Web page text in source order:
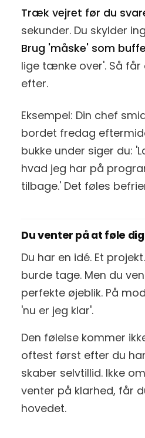
Træk vejret før du
sekunder. Du skylder
Brug 'måske' som
lige tænke over'. Så
efter.
Eksempel: Din chef
bordet fredag
bukke under siger du:
hvad jeg har på
tilbage.' Det føles
Du venter på at føle
Du har en idé. Et
burde tage. Men du
perfekte øjeblik. På
'nu er jeg klar'.
Den følelse kommer
oftest først efter du
skaber selvtillid. Ikke
venter på klarhed, får
hovedet.